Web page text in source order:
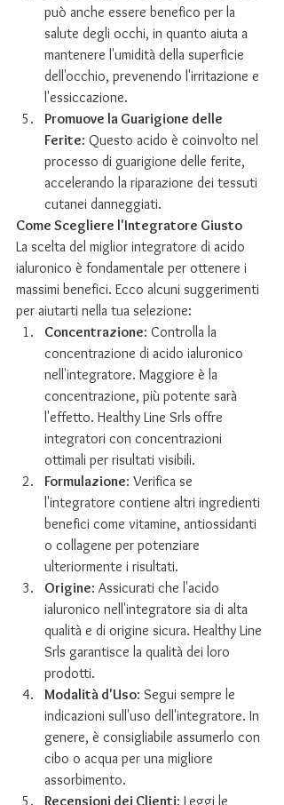
può anche essere benefico per la
salute degli occhi, in quanto aiuta a
mantenere l'umidità della superficie
dell'occhio, prevenendo l'irritazione e
l'essiccazione.
Promuove la Guarigione delle
Ferite: Questo acido è coinvolto nel
processo di guarigione delle ferite,
accelerando la riparazione dei tessuti
cutanei danneggiati.
Come Scegliere l'Integratore Giusto
La scelta del miglior integratore di acido
ialuronico è fondamentale per ottenere i
massimi benefici. Ecco alcuni suggerimenti
per aiutarti nella tua selezione:
Concentrazione: Controlla la
concentrazione di acido ialuronico
nell'integratore. Maggiore è la
concentrazione, più potente sarà
l'effetto. Healthy Line Srls offre
integratori con concentrazioni
ottimali per risultati visibili.
Formulazione: Verifica se
l'integratore contiene altri ingredienti
benefici come vitamine, antiossidanti
o collagene per potenziare
ulteriormente i risultati.
Origine: Assicurati che l'acido
ialuronico nell'integratore sia di alta
qualità e di origine sicura. Healthy Line
Srls garantisce la qualità dei loro
prodotti.
Modalità d'Uso: Segui sempre le
indicazioni sull'uso dell'integratore. In
genere, è consigliabile assumerlo con
cibo o acqua per una migliore
assorbimento.
Recensioni dei Clienti: Leggi le